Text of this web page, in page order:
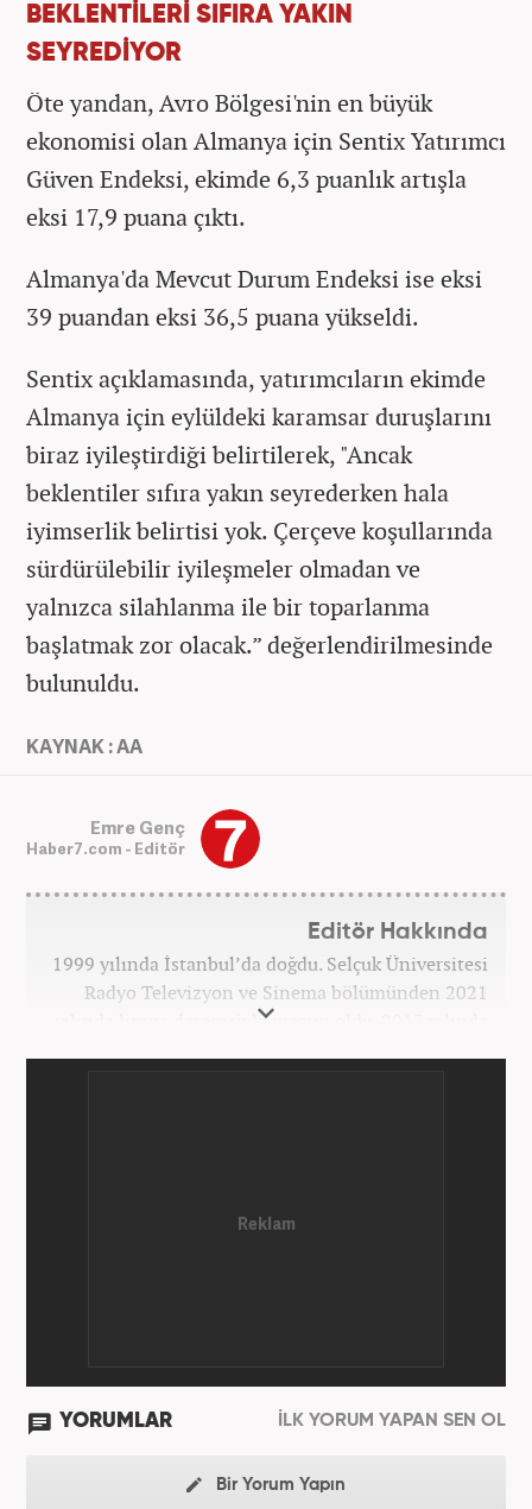
BEKLENTİLERİ SIFIRA YAKIN
SEYREDİYOR
Öte yandan, Avro Bölgesi'nin en büyük
ekonomisi olan Almanya için Sentix Yatırımcı
Güven Endeksi, ekimde 6,3 puanlık artışla
eksi 17,9 puana çıktı.
Almanya'da Mevcut Durum Endeksi ise eksi
39 puandan eksi 36,5 puana yükseldi.
Sentix açıklamasında, yatırımcıların ekimde
Almanya için eylüldeki karamsar duruşlarını
biraz iyileştirdiği belirtilerek, "Ancak
beklentiler sıfıra yakın seyrederken hala
iyimserlik belirtisi yok. Çerçeve koşullarında
sürdürülebilir iyileşmeler olmadan ve
yalnızca silahlanma ile bir toparlanma
başlatmak zor olacak.” değerlendirilmesinde
bulunuldu.
KAYNAK : AA
Emre Genç
Haber7.com - Editör
Editör Hakkında
1999 yılında İstanbul’da doğdu. Selçuk Üniversitesi
Radyo Televizyon ve Sinema bölümünden 2021
yılında lisans derecesiyle mezun oldu. 2017 yılında
Kanal 7 Medya Grubu’na bağlı Haber7.com’da editör
YORUMLAR İLK YORUM YAPAN SEN OL
Bir Yorum Yapın